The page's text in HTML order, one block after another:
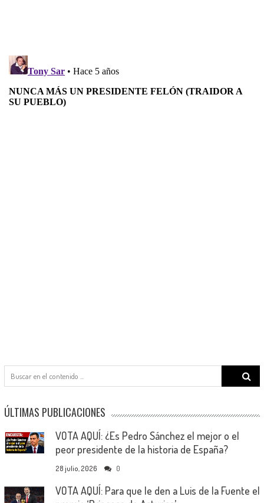
Search
for:
ÚLTIMAS PUBLICACIONES
VOTA AQUÍ: ¿Es Pedro Sánchez el mejor o el
peor presidente de la historia de España?
28 julio, 2026 0
VOTA AQUÍ: Para que le den a Luis de la Fuente el